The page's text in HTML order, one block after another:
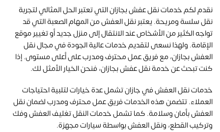
نقدم لكم خدمات نقل عفش بجازان التي تعتبر الحل المثالي لتجربة
نقل سلسة ومريحة. يعتبر نقل العفش من المهام الصعبة التي قد
تواجه الكثير من الأشخاص عند الانتقال إلى منزل جديد أو تغيير موقع
الإقامة. ولهذا نسعى لتقديم خدمات عالية الجودة في مجال نقل
العفش بجازان، مع فريق عمل محترف ومدرب على أعلى مستوى. إذا
كنت تبحث عن خدمة نقل عفش بجازان، فنحن الخيار الأمثل لك.
خدمات نقل العفش في جازان تشمل عدة خيارات لتلبية احتياجات
العملاء. تتضمن هذه الخدمات فريق عمل محترف ومدرب لضمان نقل
العفش بأمان وسلامة. كما تشمل خدمات النقل تغليف العفش وفك
وتركيب القطع، ونقل العفش بواسطة سيارات مجهزة.